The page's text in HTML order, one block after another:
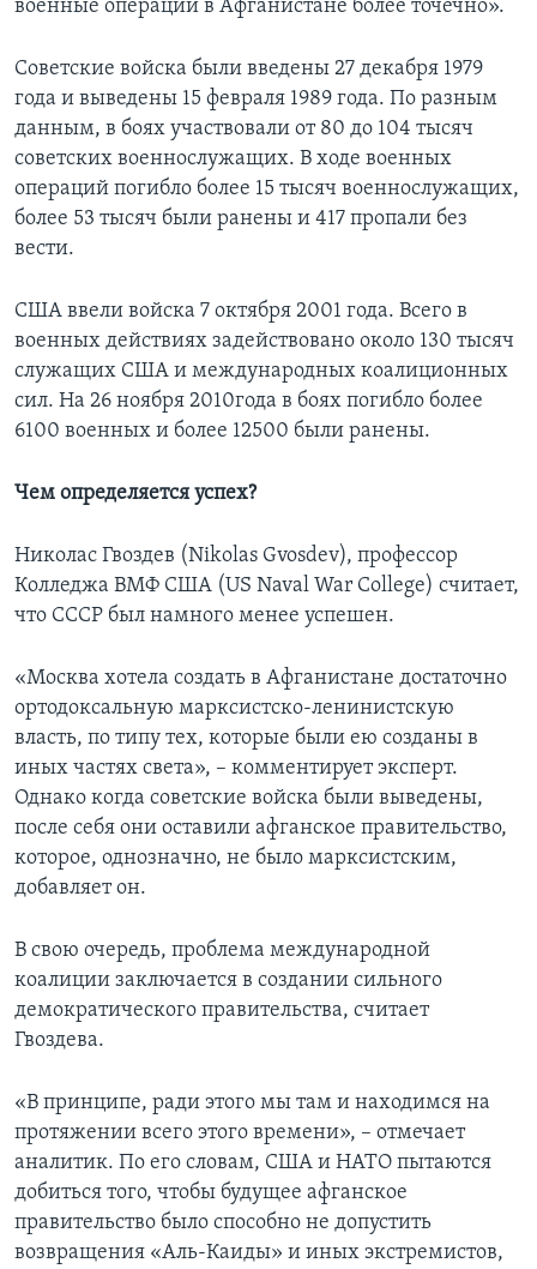
военные операции в Афганистане более точечно».
Советские войска были введены 27 декабря 1979
года и выведены 15 февраля 1989 года. По разным
данным, в боях участвовали от 80 до 104 тысяч
советских военнослужащих. В ходе военных
операций погибло более 15 тысяч военнослужащих,
более 53 тысяч были ранены и 417 пропали без
вести.
США ввели войска 7 октября 2001 года. Всего в
военных действиях задействовано около 130 тысяч
служащих США и международных коалиционных
сил. На 26 ноября 2010года в боях погибло более
6100 военных и более 12500 были ранены.
Чем определяется успех?
Николас Гвоздев (Nikolas Gvosdev), профессор
Колледжа ВМФ США (US Naval War College) считает,
что СССР был намного менее успешен.
«Москва хотела создать в Афганистане достаточно
ортодоксальную марксистско-ленинистскую
власть, по типу тех, которые были ею созданы в
иных частях света», – комментирует эксперт.
Однако когда советские войска были выведены,
после себя они оставили афганское правительство,
которое, однозначно, не было марксистским,
добавляет он.
В свою очередь, проблема международной
коалиции заключается в создании сильного
демократического правительства, считает
Гвоздева.
«В принципе, ради этого мы там и находимся на
протяжении всего этого времени», – отмечает
аналитик. По его словам, США и НАТО пытаются
добиться того, чтобы будущее афганское
правительство было способно не допустить
возвращения «Аль-Каиды» и иных экстремистов,